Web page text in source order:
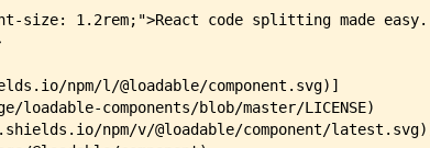
    │   │   ├── package.json
    │   │   └── src/
    │   │       ├── A.js
    │   │       ├── B.js